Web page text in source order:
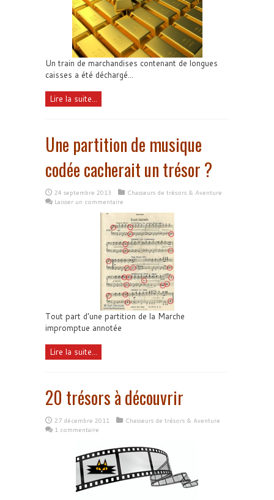
Un train de marchandises contenant de longues
caisses a été déchargé...
Lire la suite...
Une partition de musique
codée cacherait un trésor ?
24 septembre 2013
Chasseurs de trésors & Aventure
Laisser un commentaire
Tout part d'une partition de la Marche
impromptue annotée
Lire la suite...
20 trésors à découvrir
27 décembre 2011
Chasseurs de trésors & Aventure
1 commentaire